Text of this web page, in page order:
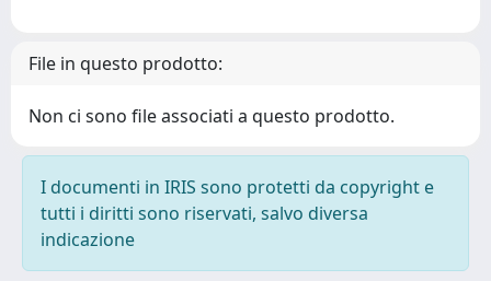
File in questo prodotto:
Non ci sono file associati a questo prodotto.
I documenti in IRIS sono protetti da copyright e
tutti i diritti sono riservati, salvo diversa
indicazione